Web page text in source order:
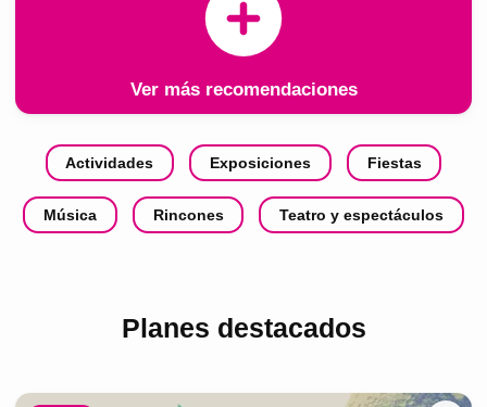
Ver más recomendaciones
Actividades Exposiciones Fiestas
Música Rincones Teatro y espectáculos
Planes destacados